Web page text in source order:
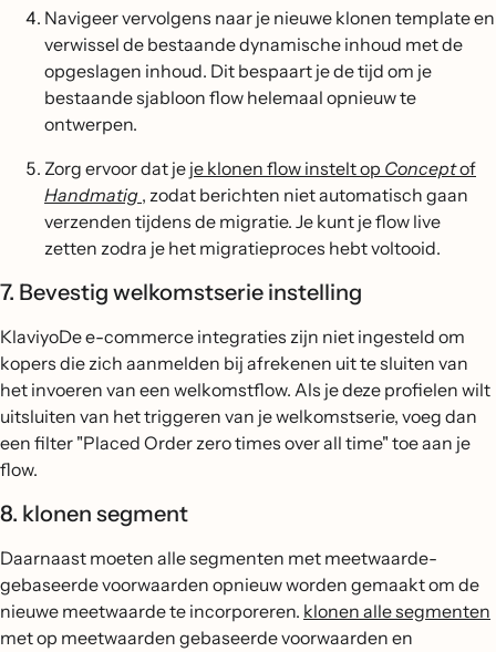
Navigeer vervolgens naar je nieuwe klonen template en
verwissel de bestaande dynamische inhoud met de
opgeslagen inhoud. Dit bespaart je de tijd om je
bestaande sjabloon flow helemaal opnieuw te
ontwerpen.
Zorg ervoor dat je je klonen flow instelt op Conceptof
Handmatig , zodat berichten niet automatisch gaan
verzenden tijdens de migratie. Je kunt je flow live
zetten zodra je het migratieproces hebt voltooid.
7. Bevestig welkomstserie instelling
KlaviyoDe e-commerce integraties zijn niet ingesteld om
kopers die zich aanmelden bij afrekenen uit te sluiten van
het invoeren van een welkomstflow. Als je deze profielen wilt
uitsluiten van het triggeren van je welkomstserie, voeg dan
een filter "Placed Order zero times over all time" toe aan je
flow.
8. klonen segment
Daarnaast moeten alle segmenten met meetwaarde-
gebaseerde voorwaarden opnieuw worden gemaakt om de
nieuwe meetwaarde te incorporeren. klonen alle segmenten
met op meetwaarden gebaseerde voorwaarden en